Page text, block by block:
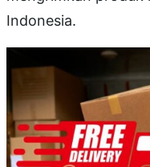
Indonesia.